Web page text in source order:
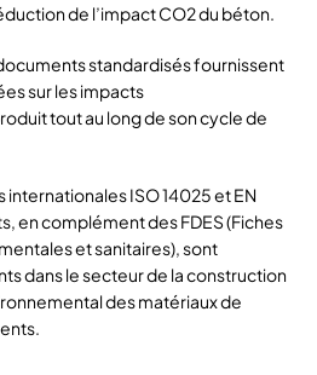
de l’impact CO2 du béton.
standardisés fournissent
sur les impacts
tout au long de son cycle de
ISO 14025 et EN
en complément des FDES (Fiches
et sanitaires), sont
dans le secteur de la construction
des matériaux de